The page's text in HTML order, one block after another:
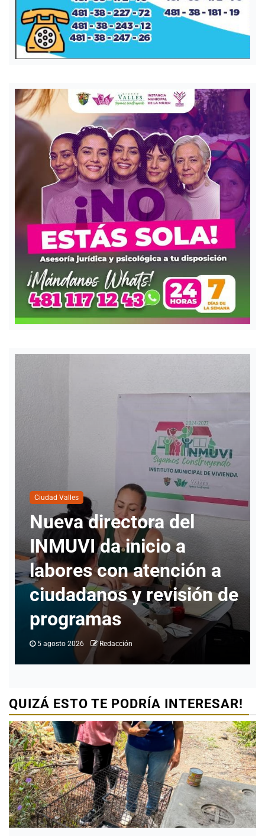
a
de
Ciudad Valles
Cuatro personas
solicitado
para realizar
identidad en Ciudad
Valles
4 agosto 2026 Redacción
QUIZÁ ESTO TE PODRÍA INTERESAR!